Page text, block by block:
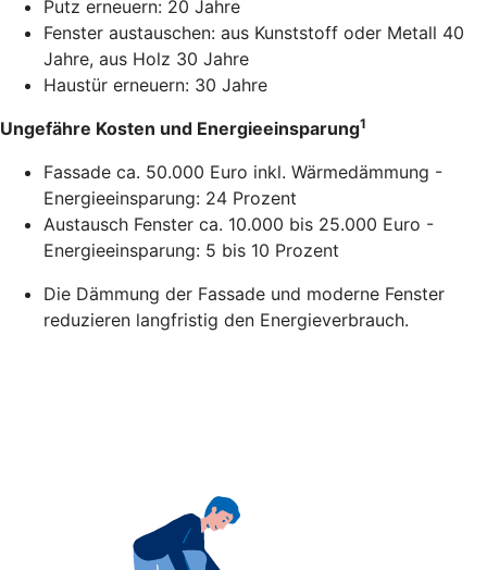
Putz erneuern: 20 Jahre
Fenster austauschen: aus Kunststoff oder Metall 40
Jahre, aus Holz 30 Jahre
Haustür erneuern: 30 Jahre
Ungefähre Kosten und Energieeinsparung1
Fassade ca. 50.000 Euro inkl. Wärmedämmung -
Energieeinsparung: 24 Prozent
Austausch Fenster ca. 10.000 bis 25.000 Euro -
Energieeinsparung: 5 bis 10 Prozent
Die Dämmung der Fassade und moderne Fenster
reduzieren langfristig den Energieverbrauch.